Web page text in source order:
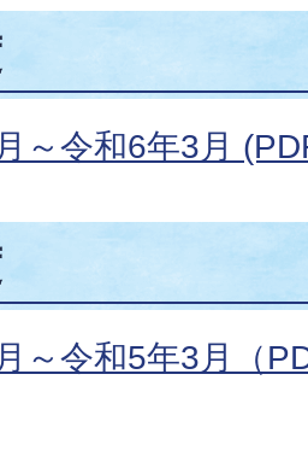
～令和6年3月
～令和5年3月（